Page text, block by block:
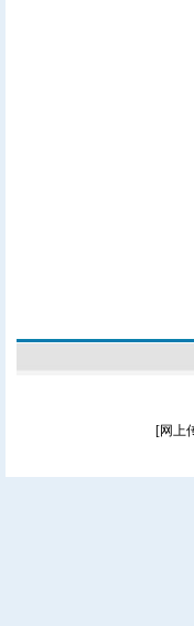
[网上